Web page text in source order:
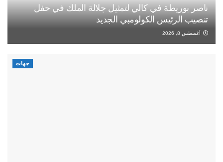
ناصر بوريطة في كالي لتمثيل جلالة الملك في حفل
تنصيب الرئيس الكولومبي الجديد
أغسطس 8, 2026
جهات